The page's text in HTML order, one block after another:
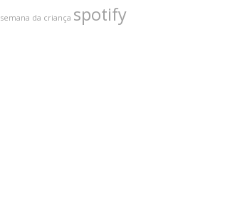
semana da criança spotify